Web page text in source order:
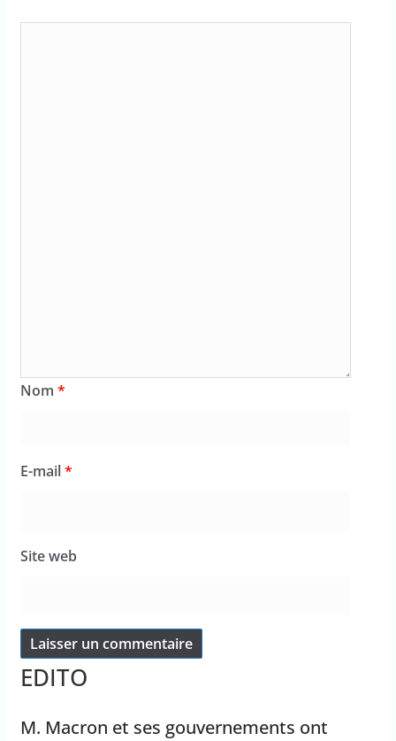
Nom *
E-mail*
Site web
EDITO
M. Macron et ses gouvernements ont